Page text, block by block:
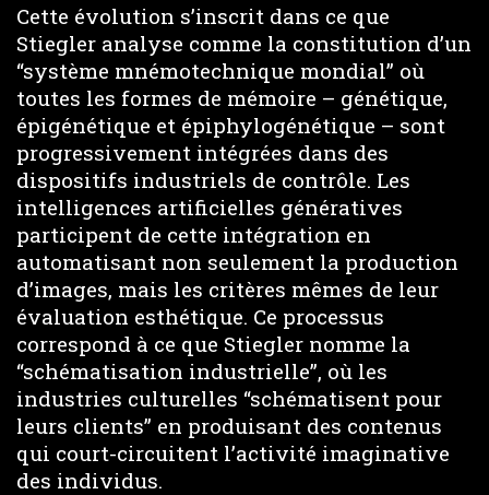
Cette évolution s’inscrit dans ce que
Stiegler analyse comme la constitution d’un
“système mnémotechnique mondial” où
toutes les formes de mémoire – génétique,
épigénétique et épiphylogénétique – sont
progressivement intégrées dans des
dispositifs industriels de contrôle. Les
intelligences artificielles génératives
participent de cette intégration en
automatisant non seulement la production
d’images, mais les critères mêmes de leur
évaluation esthétique. Ce processus
correspond à ce que Stiegler nomme la
“schématisation industrielle”, où les
industries culturelles “schématisent pour
leurs clients” en produisant des contenus
qui court-circuitent l’activité imaginative
des individus.